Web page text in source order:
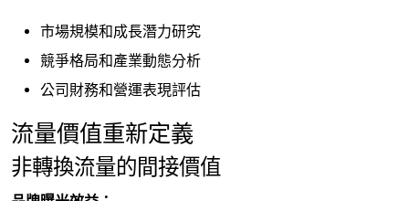
市場規模和成長潛力研究
競爭格局和產業動態分析
公司財務和營運表現評估
流量價值重新定義
非轉換流量的間接價值